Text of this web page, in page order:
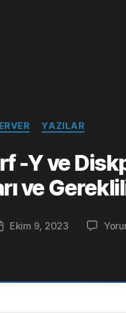
Kategoriler
YAZILAR
-Y ve
ve
Ekim 9, 2023